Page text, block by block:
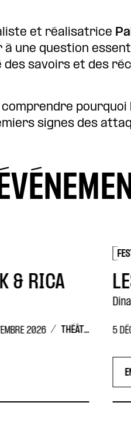
et réalisatrice
une question
savoirs et des
signes des
& RICA
2026 / THÉÂTRE DE LA CONCORDE 5